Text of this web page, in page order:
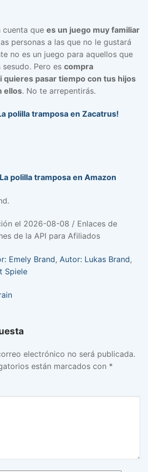
cuenta que es un juego muy familiar
personas a las que no le gustará
no es un juego para aquellos que
Pero es compra
quieres pasar tiempo con tus hijos
ellos. No te arrepentirás.
polilla tramposa en Zacatrus!
polilla tramposa en Amazon
el 2026-08-08 / Enlaces de
de la API para Afiliados
Emely Brand, Autor: Lukas Brand,
Spiele
electrónico no será publicada.
están marcados con *